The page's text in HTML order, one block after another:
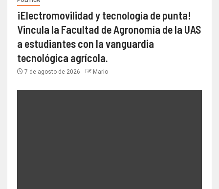
¡Electromovilidad y tecnología de punta!
Vincula la Facultad de Agronomía de la UAS
a estudiantes con la vanguardia
tecnológica agrícola.
7 de agosto de 2026 Mario